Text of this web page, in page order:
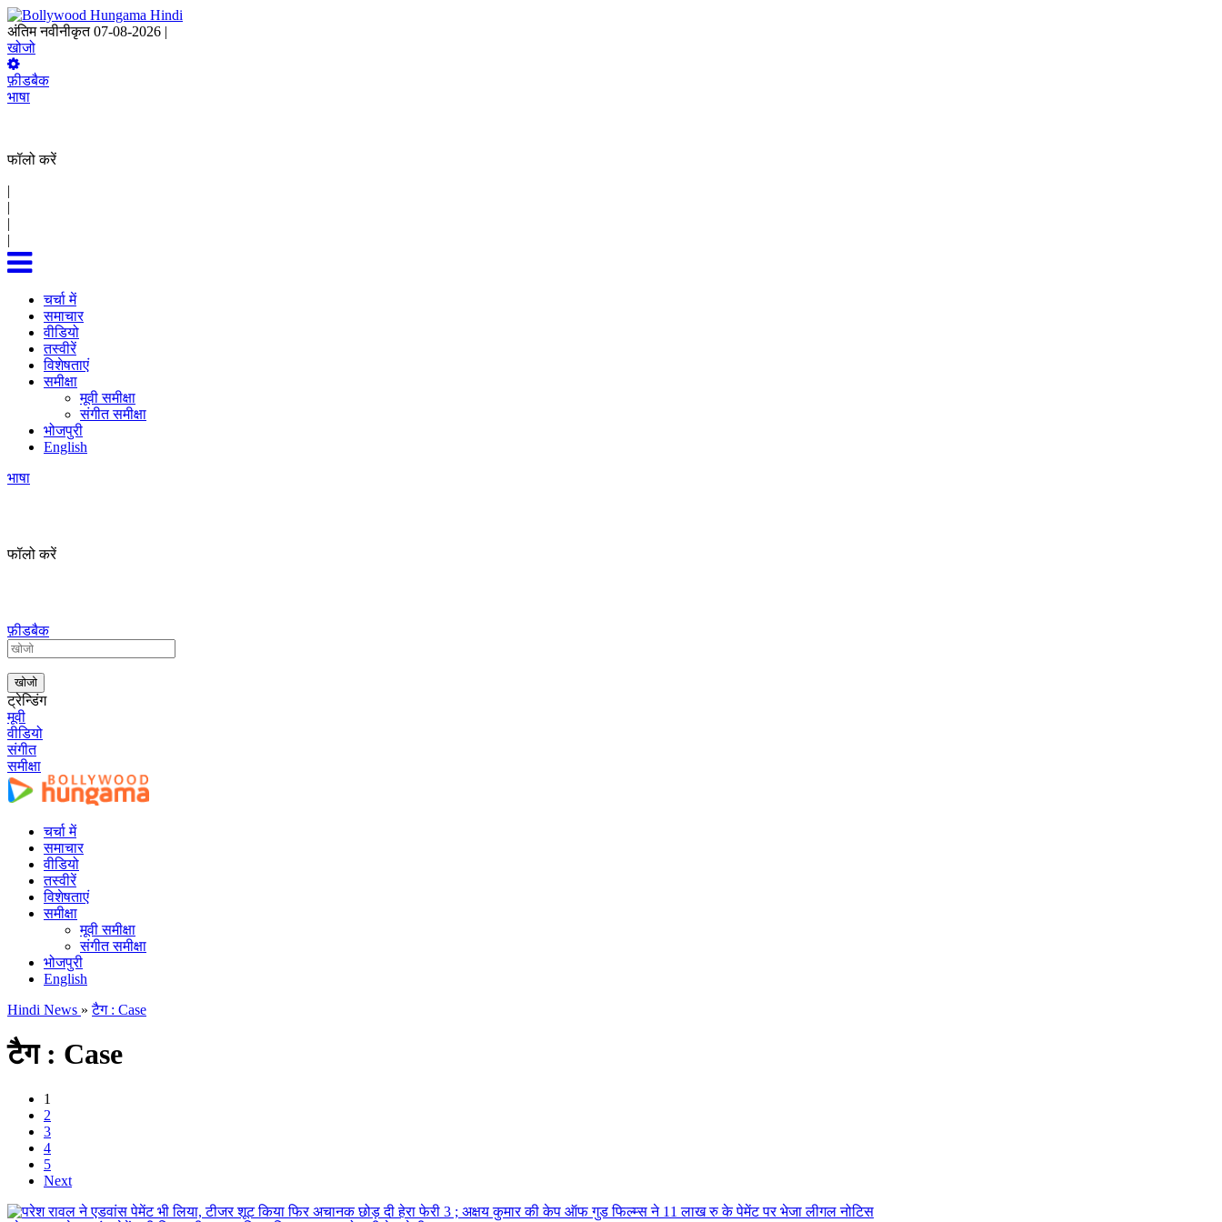
अंतिम नवीनीकृत 07-08-2026 |
खोजो
फ़ीडबैक
भाषा
फॉलो करें
|
|
|
|
चर्चा में
समाचार
वीडियो
तस्वीरें
विशेषताएं
समीक्षा
मूवी समीक्षा
संगीत समीक्षा
भोजपुरी
English
भाषा
फॉलो करें
फ़ीडबैक
ट्रेन्डिंग
मूवी
वीडियो
संगीत
समीक्षा
चर्चा में
समाचार
वीडियो
तस्वीरें
विशेषताएं
समीक्षा
मूवी समीक्षा
संगीत समीक्षा
भोजपुरी
English
Hindi News »टैग : Case
टैग : Case
1
2
3
4
5
Next